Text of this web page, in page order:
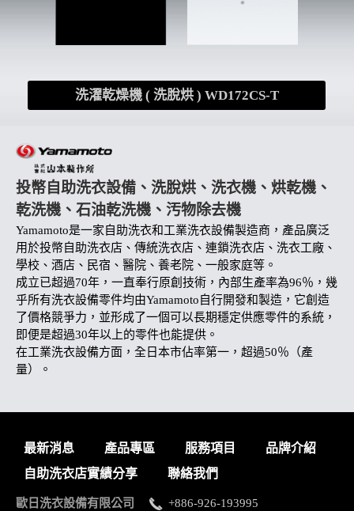
洗濯乾燥機 ( 洗脫烘 ) WD172CS-T
投幣自助洗衣設備、洗脫烘、洗衣機、烘乾機、
乾洗機、石油乾洗機、汚物除去機
Yamamoto是一家自助洗衣和工業洗衣設備製造商，產品廣泛
用於投幣自助洗衣店、傳統洗衣店、連鎖洗衣店、洗衣工廠、
學校、酒店、民宿、醫院、養老院、一般家庭等。
成立已超過70年，一直奉行原創技術，內部生產率為96％，幾
乎所有洗衣設備零件均由Yamamoto自行開發和製造，它創造
了價格競爭力，並形成了一個可以長期穩定供應零件的系統，
即便是超過30年以上的零件也能提供。
在工業洗衣設備方面，全日本市佔率第一，超過50％（產
量）。
最新消息 產品專區 服務項目
品牌介紹
自助洗衣店實績分享
聯絡我們
歐日洗衣設備有限公司 +886-926-193995